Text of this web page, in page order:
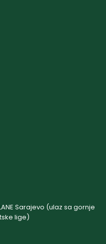
Sarajevo (ulaz sa gornje
lige)